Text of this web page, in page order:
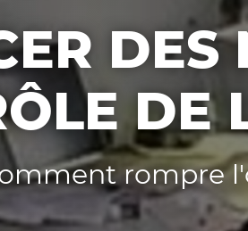
DES
DE
rompre